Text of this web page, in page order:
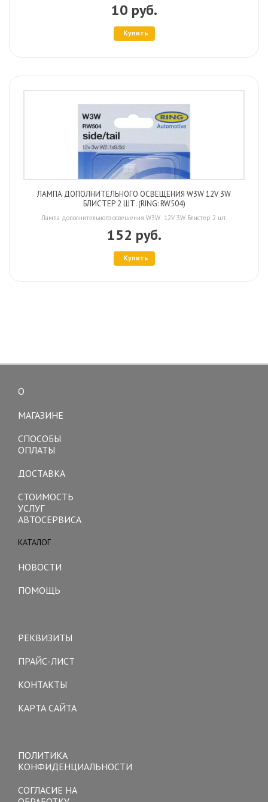
10 руб.
Купить
ЛАМПА ДОПОЛНИТЕЛЬНОГО ОСВЕЩЕНИЯ W3W 12V 3W
БЛИСТЕР 2 ШТ. (RING: RW504)
Лампа дополнительного освещения W3W 12V 3W Блистер 2 шт.
152 руб.
Купить
О
МАГАЗИНЕ
СПОСОБЫ
ОПЛАТЫ
ДОСТАВКА
СТОИМОСТЬ
УСЛУГ
АВТОСЕРВИСА
КАТАЛОГ
НОВОСТИ
ПОМОЩЬ
РЕКВИЗИТЫ
ПРАЙС-ЛИСТ
КОНТАКТЫ
КАРТА САЙТА
ПОЛИТИКА
КОНФИДЕНЦИАЛЬНОСТИ
СОГЛАСИЕ НА